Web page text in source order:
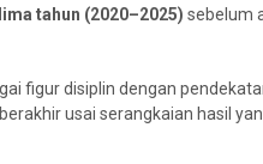
lima tahun (2020–2025) sebelum
figur disiplin dengan
usai serangkaian hasil